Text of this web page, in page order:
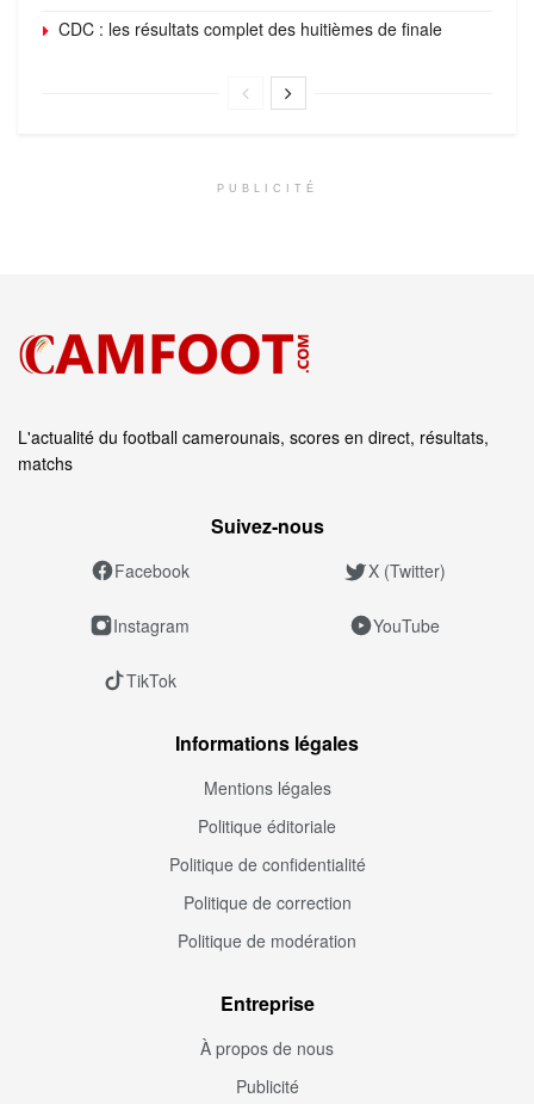
CDC : les résultats complet des huitièmes de finale
PUBLICITÉ
L'actualité du football camerounais, scores en direct, résultats,
matchs
Suivez‑nous
Facebook X (Twitter)
Instagram YouTube
TikTok
Informations légales
Mentions légales
Politique éditoriale
Politique de confidentialité
Politique de correction
Politique de modération
Entreprise
À propos de nous
Publicité